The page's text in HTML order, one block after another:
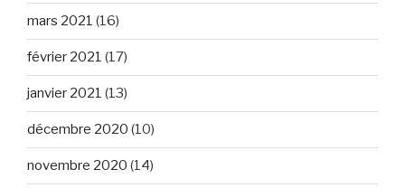
mars 2021 (16)
février 2021 (17)
janvier 2021 (13)
décembre 2020 (10)
novembre 2020 (14)